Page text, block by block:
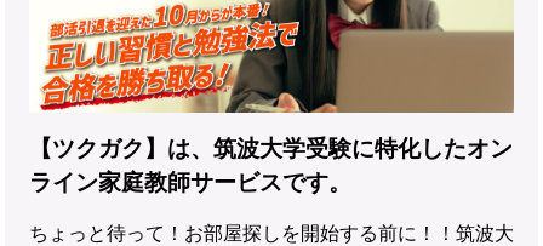
【ツクガク】は、筑波大学受験に特化したオン
ライン家庭教師サービスです。
ちょっと待って！お部屋探しを開始する前に！！筑波大